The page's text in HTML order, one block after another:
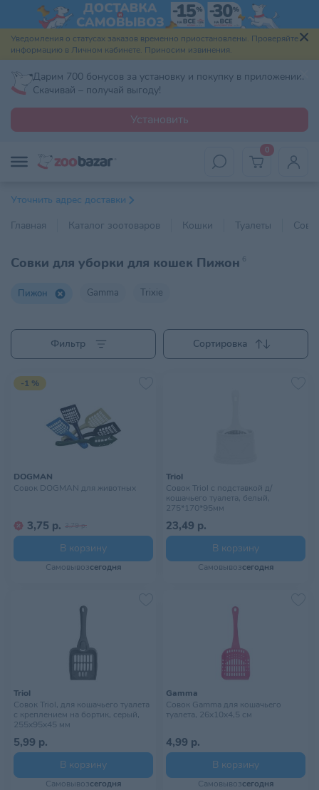
Уведомления о статусах заказов временно приостановлены. Проверяйте
информацию в Личном кабинете. Приносим извинения.
Дарим 700 бонусов за установку и покупку в приложении.
Скачивай – получай выгоду!
Установить
0
Уточнить адрес доставки
Главная
Каталог зоотоваров Кошки Туалеты
Совки для уборки для кошек Пижон 6
Пижон Gamma Trixie
Фильтр Сортировка
-1 %
DOGMAN
Совок DOGMAN для животных
3,75 р. 3,79 р.
В корзину
Самовывозсегодня
Triol
Cовок Triol с подставкой д/
кошачьего туалета, белый,
275*170*95мм
23,49 р.
В корзину
Самовывозсегодня
Triol
Совок Triol, для кошачьего туалета
с креплением на бортик, серый,
255х95х45 мм
5,99 р.
В корзину
Самовывозсегодня
Gamma
Совок Gamma для кошачьего
туалета, 26х10х4,5 см
4,99 р.
В корзину
Самовывозсегодня